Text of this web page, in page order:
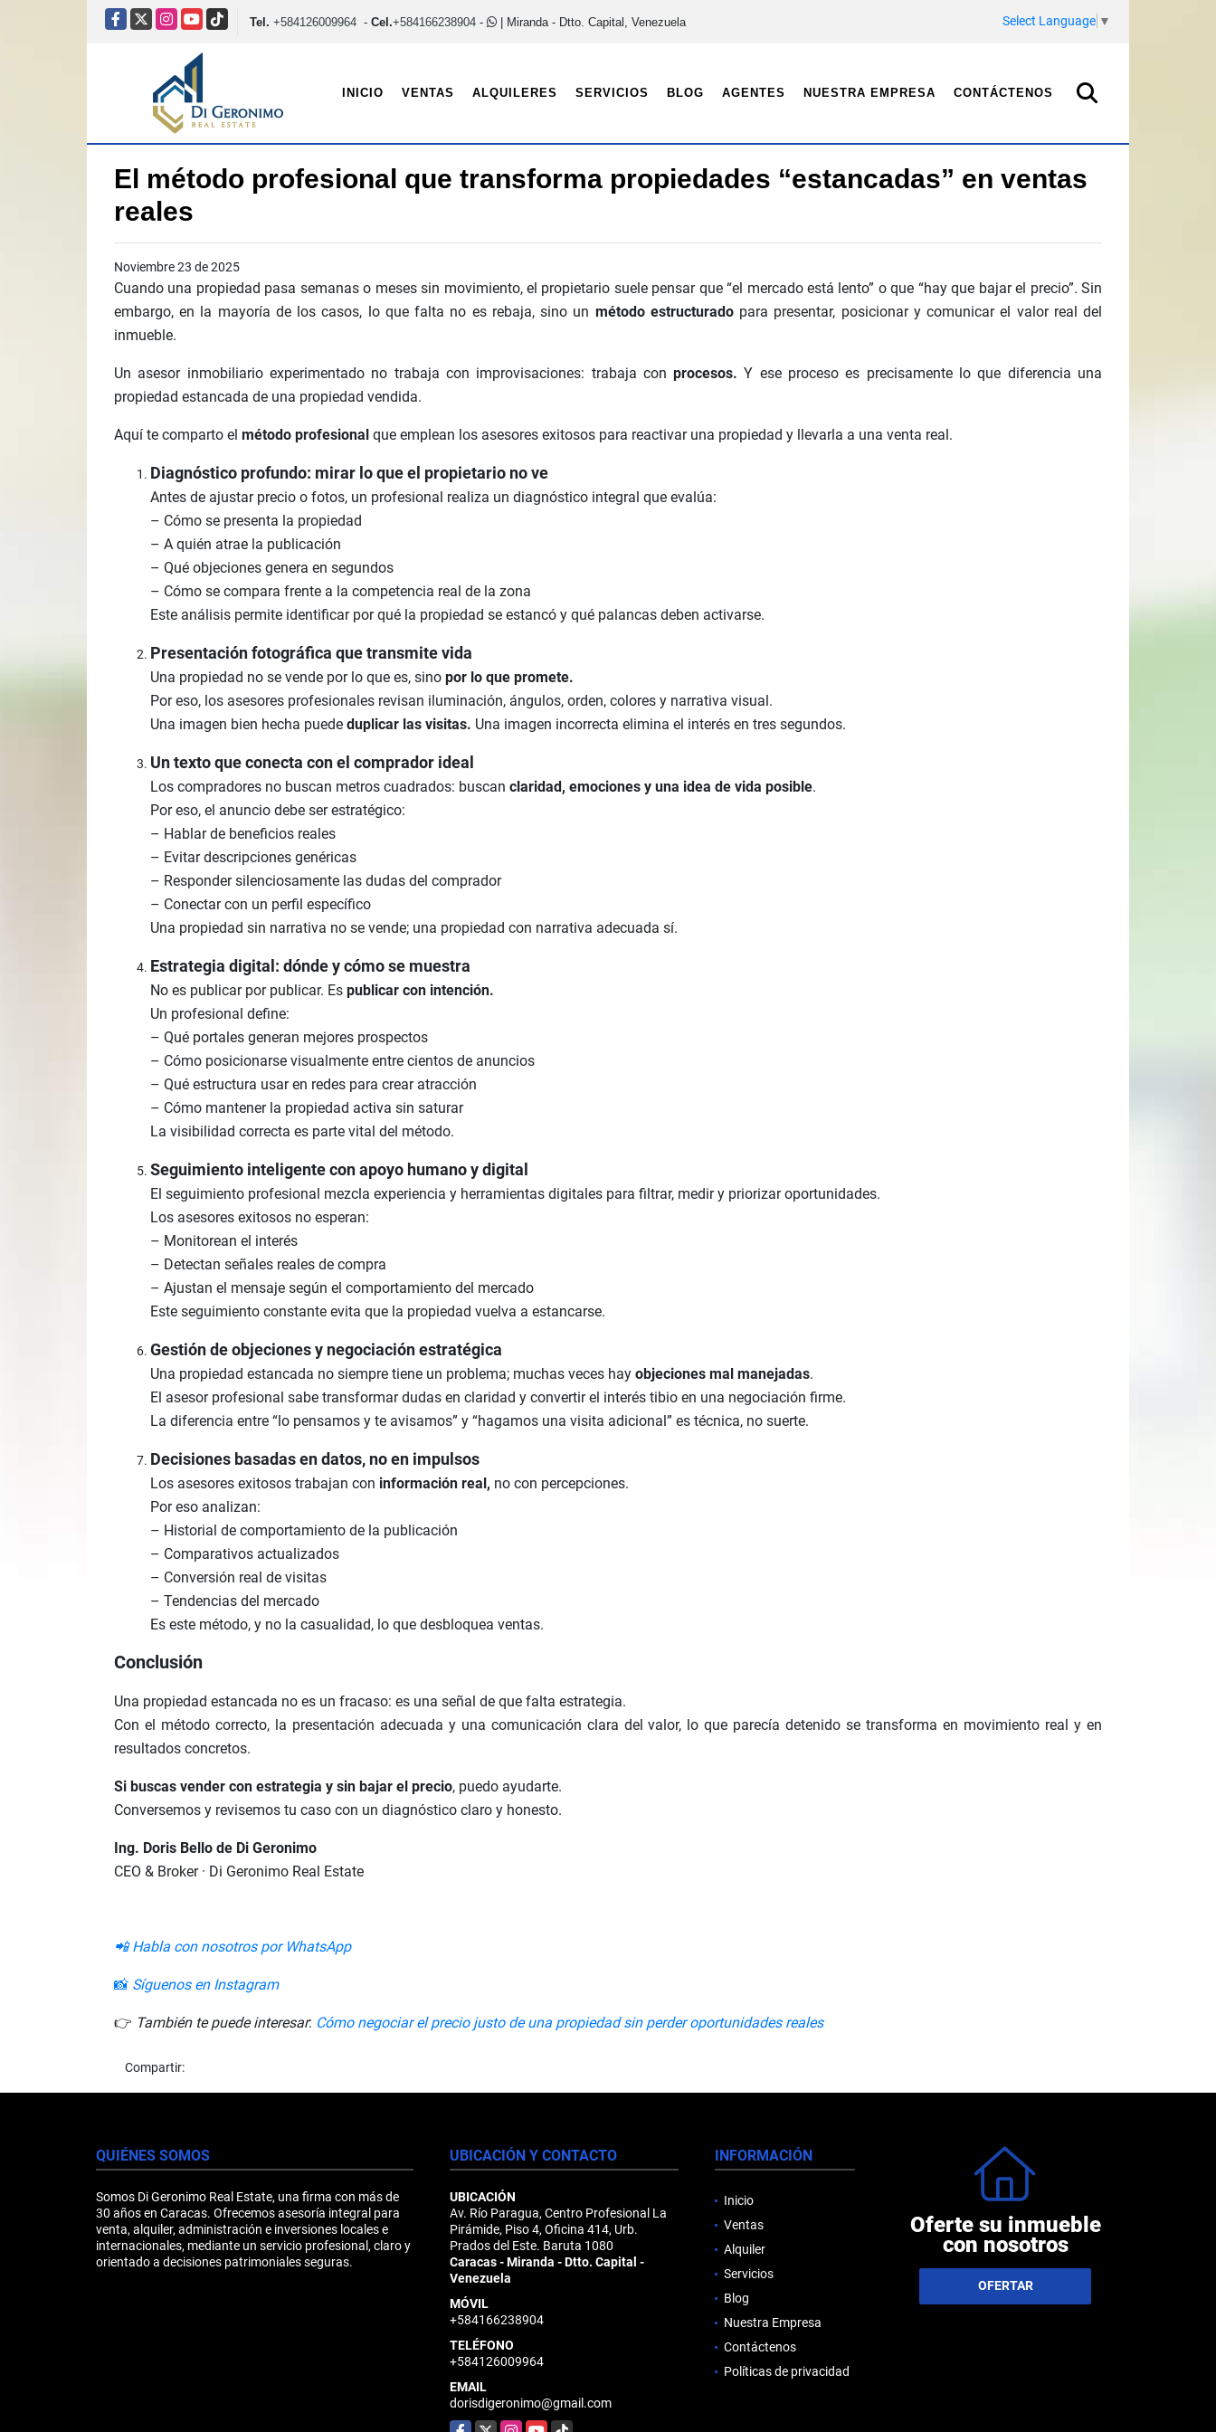
Facebook
X Instagram
YouTubeTikTok Tel. +584126009964 - Cel.+584166238904 - | Miranda - Dtto. Capital, Venezuela Select Language ▼
INICIO VENTAS ALQUILERES SERVICIOS BLOG AGENTES NUESTRA EMPRESA CONTÁCTENOS
El método profesional que transforma propiedades “estancadas” en ventas
reales
Noviembre 23 de 2025
Cuando una propiedad pasa semanas o meses sin movimiento, el propietario suele pensar que “el mercado está lento” o que “hay que bajar el precio”. Sin
embargo, en la mayoría de los casos, lo que falta no es rebaja, sino un método estructuradopara presentar, posicionar y comunicar el valor real del
inmueble.
Un asesor inmobiliario experimentado no trabaja con improvisaciones: trabaja conprocesos. Y ese proceso es precisamente lo que diferencia una
propiedad estancada de una propiedad vendida.
Aquí te comparto el método profesional que emplean los asesores exitosos para reactivar una propiedad y llevarla a una venta real.
Diagnóstico profundo: mirar lo que el propietario no ve
Antes de ajustar precio o fotos, un profesional realiza un diagnóstico integral que evalúa:
– Cómo se presenta la propiedad
– A quién atrae la publicación
– Qué objeciones genera en segundos
– Cómo se compara frente a la competencia real de la zona
Este análisis permite identificar por qué la propiedad se estancó y qué palancas deben activarse.
Presentación fotográfica que transmite vida
Una propiedad no se vende por lo que es, sino por lo que promete.
Por eso, los asesores profesionales revisan iluminación, ángulos, orden, colores y narrativa visual.
Una imagen bien hecha puede duplicar las visitas. Una imagen incorrecta elimina el interés en tres segundos.
Un texto que conecta con el comprador ideal
Los compradores no buscan metros cuadrados: buscan claridad, emociones y una idea de vida posible.
Por eso, el anuncio debe ser estratégico:
– Hablar de beneficios reales
– Evitar descripciones genéricas
– Responder silenciosamente las dudas del comprador
– Conectar con un perfil específico
Una propiedad sin narrativa no se vende; una propiedad con narrativa adecuada sí.
Estrategia digital: dónde y cómo se muestra
No es publicar por publicar. Es publicar con intención.
Un profesional define:
– Qué portales generan mejores prospectos
– Cómo posicionarse visualmente entre cientos de anuncios
– Qué estructura usar en redes para crear atracción
– Cómo mantener la propiedad activa sin saturar
La visibilidad correcta es parte vital del método.
Seguimiento inteligente con apoyo humano y digital
El seguimiento profesional mezcla experiencia y herramientas digitales para filtrar, medir y priorizar oportunidades.
Los asesores exitosos no esperan:
– Monitorean el interés
– Detectan señales reales de compra
– Ajustan el mensaje según el comportamiento del mercado
Este seguimiento constante evita que la propiedad vuelva a estancarse.
Gestión de objeciones y negociación estratégica
Una propiedad estancada no siempre tiene un problema; muchas veces hay objeciones mal manejadas.
El asesor profesional sabe transformar dudas en claridad y convertir el interés tibio en una negociación firme.
La diferencia entre “lo pensamos y te avisamos” y “hagamos una visita adicional” es técnica, no suerte.
Decisiones basadas en datos, no en impulsos
Los asesores exitosos trabajan con información real, no con percepciones.
Por eso analizan:
– Historial de comportamiento de la publicación
– Comparativos actualizados
– Conversión real de visitas
– Tendencias del mercado
Es este método, y no la casualidad, lo que desbloquea ventas.
Conclusión
Una propiedad estancada no es un fracaso: es una señal de que falta estrategia.
Con el método correcto, la presentación adecuada y una comunicación clara del valor, lo que parecía detenido se transforma en movimiento real y en
resultados concretos.
Si buscas vender con estrategia y sin bajar el precio, puedo ayudarte.
Conversemos y revisemos tu caso con un diagnóstico claro y honesto.
Ing. Doris Bello de Di Geronimo
CEO & Broker · Di Geronimo Real Estate
📲 Habla con nosotros por WhatsApp
📸 Síguenos en Instagram
👉 También te puede interesar: Cómo negociar el precio justo de una propiedad sin perder oportunidades reales
Compartir:
QUIÉNES SOMOS
Somos Di Geronimo Real Estate, una firma con más de
30 años en Caracas. Ofrecemos asesoría integral para
venta, alquiler, administración e inversiones locales e
internacionales, mediante un servicio profesional, claro y
orientado a decisiones patrimoniales seguras.
UBICACIÓN Y CONTACTO
UBICACIÓN
Av. Río Paragua, Centro Profesional La
Pirámide, Piso 4, Oficina 414, Urb.
Prados del Este. Baruta 1080
Caracas - Miranda - Dtto. Capital -
Venezuela
MÓVIL
+584166238904
TELÉFONO
+584126009964
EMAIL
dorisdigeronimo@gmail.com
INFORMACIÓN
Inicio
Ventas
Alquiler
Servicios
Blog
Nuestra Empresa
Contáctenos
Políticas de privacidad
Oferte su inmueble
con nosotros
OFERTAR